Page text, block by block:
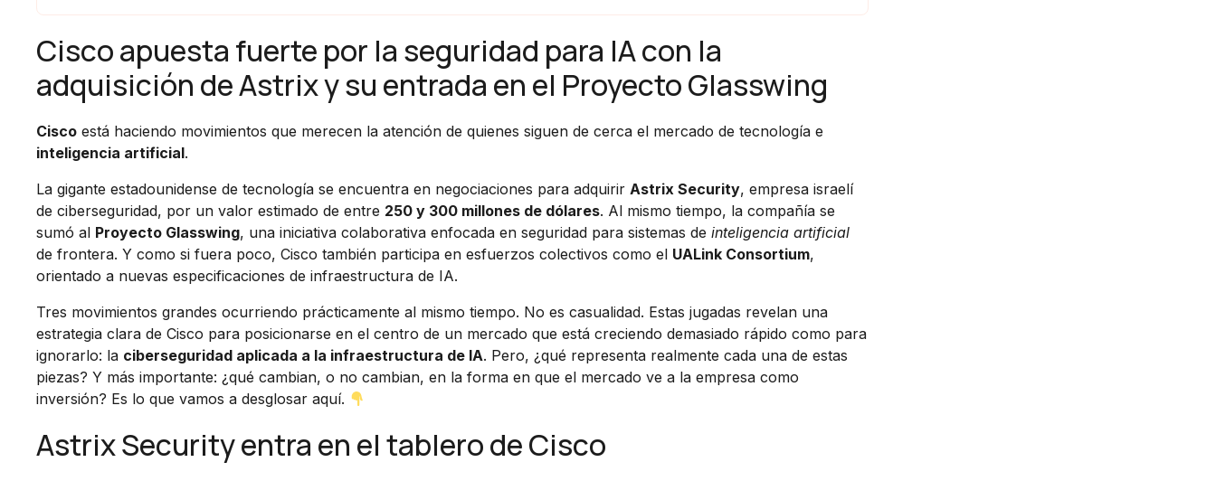
Cisco apuesta fuerte por la seguridad para IA con la
adquisición de Astrix y su entrada en el Proyecto Glasswing
Cisco está haciendo movimientos que merecen la atención de quienes siguen de cerca el mercado de tecnología e
inteligencia artificial.
La gigante estadounidense de tecnología se encuentra en negociaciones para adquirir Astrix Security, empresa israelí
de ciberseguridad, por un valor estimado de entre 250 y 300 millones de dólares. Al mismo tiempo, la compañía se
sumó al Proyecto Glasswing, una iniciativa colaborativa enfocada en seguridad para sistemas de inteligencia artificial
de frontera. Y como si fuera poco, Cisco también participa en esfuerzos colectivos como el UALink Consortium,
orientado a nuevas especificaciones de infraestructura de IA.
Tres movimientos grandes ocurriendo prácticamente al mismo tiempo. No es casualidad. Estas jugadas revelan una
estrategia clara de Cisco para posicionarse en el centro de un mercado que está creciendo demasiado rápido como para
ignorarlo: la ciberseguridad aplicada a la infraestructura de IA. Pero, ¿qué representa realmente cada una de estas
piezas? Y más importante: ¿qué cambian, o no cambian, en la forma en que el mercado ve a la empresa como
inversión? Es lo que vamos a desglosar aquí.
Astrix Security entra en el tablero de Cisco